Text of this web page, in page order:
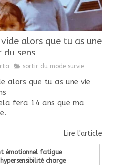
alors que tu as une
du sens
sortir du mode survie
alors que tu as une vie
fera 14 ans que ma
Lire l'article
émotionnel fatigue
charge